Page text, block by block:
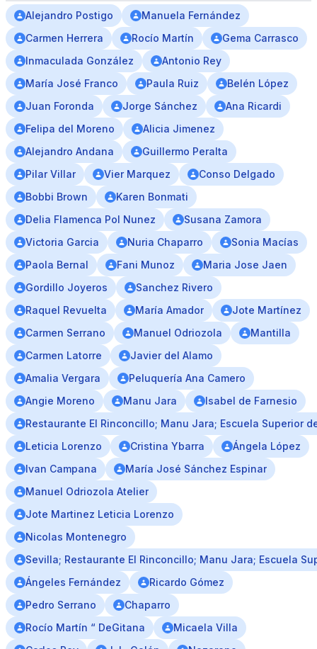
Alejandro Postigo
Manuela Fernández
Carmen Herrera
Rocío Martín
Gema Carrasco
Inmaculada González
Antonio Rey
María José Franco
Paula Ruiz
Belén López
Juan Foronda
Jorge Sánchez
Ana Ricardi
Felipa del Moreno
Alicia Jimenez
Alejandro Andana
Guillermo Peralta
Pilar Villar
Vier Marquez
Conso Delgado
Bobbi Brown
Karen Bonmati
Delia Flamenca Pol Nunez
Susana Zamora
Victoria Garcia
Nuria Chaparro
Sonia Macías
Paola Bernal
Fani Munoz
Maria Jose Jaen
Gordillo Joyeros
Sanchez Rivero
Raquel Revuelta
María Amador
Jote Martínez
Carmen Serrano
Manuel Odriozola
Mantilla
Carmen Latorre
Javier del Alamo
Amalia Vergara
Peluquería Ana Camero
Angie Moreno
Manu Jara
Isabel de Farnesio
Restaurante El Rinconcillo; Manu Jara; Escuela Superior
Leticia Lorenzo
Cristina Ybarra
Ángela López
Ivan Campana
María José Sánchez Espinar
Manuel Odriozola Atelier
Jote Martinez Leticia Lorenzo
Nicolas Montenegro
Sevilla; Restaurante El Rinconcillo; Manu Jara; Escuela
Ángeles Fernández
Ricardo Gómez
Pedro Serrano
Chaparro
Rocío Martín “ DeGitana
Micaela Villa